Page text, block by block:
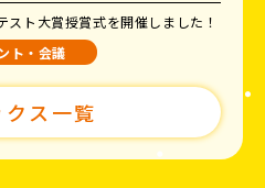
スト大賞授賞式を開催しました！
ト・会議
クス一覧